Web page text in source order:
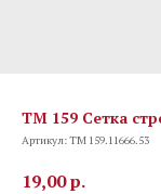
TM 159 Сетка
Артикул:TM 159.11666.53
19,00р.